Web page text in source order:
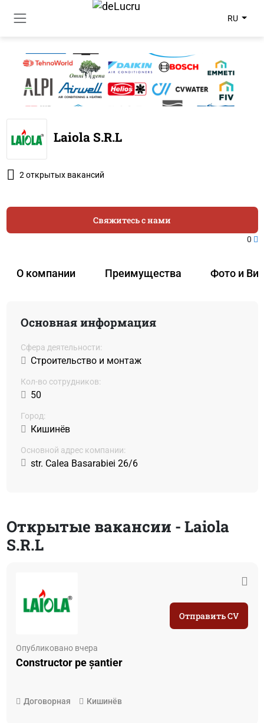
RU
Laiola S.R.L
2 открытых вакансий
О компании Преимущества Фото и
Свяжитесь с нами
0
Основная информация
Сфера деятельности:
Строительство и монтаж
Кол-во сотрудников:
50
Город:
Кишинёв
Основной адрес компании:
str. Calea Basarabiei 26/6
Открытые вакансии - Laiola
S.R.L
Опубликовано вчера
Constructor pe șantier
Договорная Кишинёв
Отправить CV